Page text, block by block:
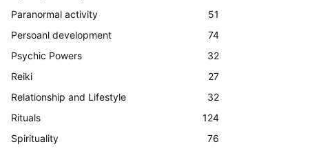
Paranormal activity
51
Persoanl development
74
Psychic Powers
32
Reiki
27
Relationship and Lifestyle
32
Rituals
124
Spirituality
76